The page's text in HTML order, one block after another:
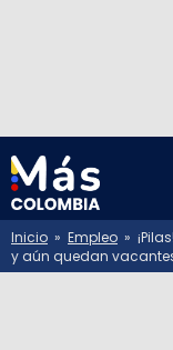
Inicio » Empleo »
y aún quedan